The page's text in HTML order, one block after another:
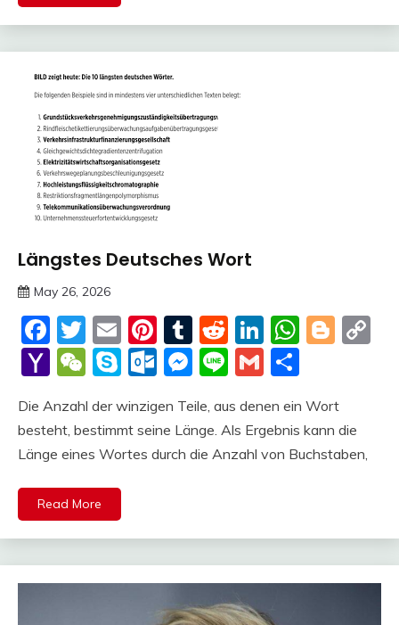
Trends
Längstes Deutsches Wort
May 26, 2026
Facebook
Twitter
EmailPinterest
Tumblr
Reddit
LinkedIn
Yahoo
WeChat
SkypeOutlook.com
Messenger
LineGmail
Die Anzahl der winzigen Teile, aus denen ein Wort
besteht, bestimmt seine Länge. Als Ergebnis kann die
Länge eines Wortes durch die Anzahl von Buchstaben,
Read More